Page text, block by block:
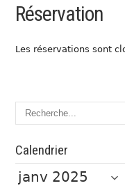
Réservation
Les réservations sont
Calendrier